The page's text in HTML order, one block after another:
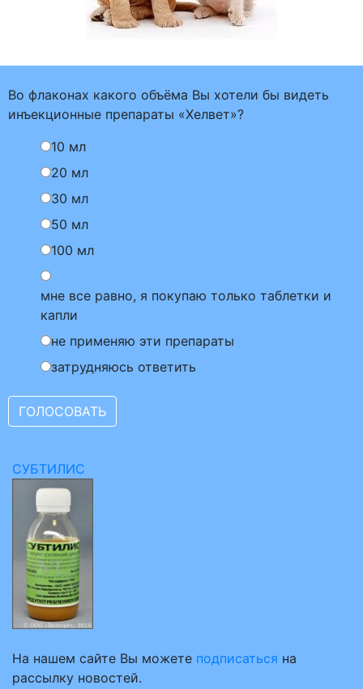
Во флаконах какого объёма Вы хотели бы видеть
инъекционные препараты «Хелвет»?
10 мл
20 мл
30 мл
50 мл
100 мл
мне все равно, я покупаю только таблетки и
капли
не применяю эти препараты
затрудняюсь ответить
СУБТИЛИС
На нашем сайте Вы можете подписаться на
рассылку новостей.